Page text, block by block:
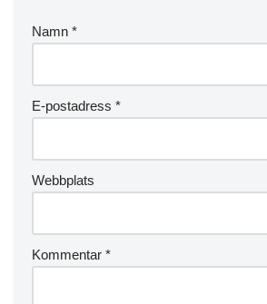
Namn *
E-postadress *
Webbplats
Kommentar *